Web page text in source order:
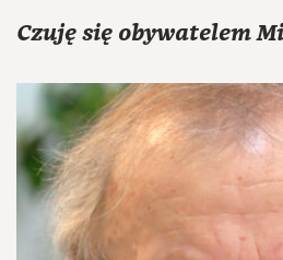
Czuję się obywatelem